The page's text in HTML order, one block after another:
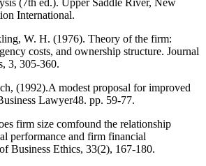
(7th ed.). Upper Saddle River, New
International.
W. H. (1976). Theory of the firm:
costs, and ownership structure. Journal
3, 305-360.
(1992).A modest proposal for improved
Lawyer48. pp. 59-77.
firm size comfound the relationship
performance and firm financial
Business Ethics, 33(2), 167-180.